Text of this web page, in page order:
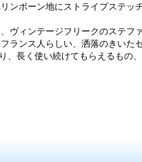
ンボーン地にストライプステ
ヴィンテージフリークのステフ
ランス人らしい、洒落のきい
、長く使い続けてもらえるもの